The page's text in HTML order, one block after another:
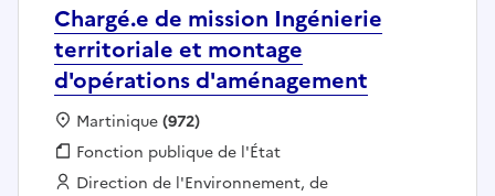
Chargé.e de mission Ingénierie
territoriale et montage
d'opérations d'aménagement
Localisation :
Martinique(972)
Fonction publique :
Fonction publique de l'État
Employeur :
Direction de l'Environnement, de